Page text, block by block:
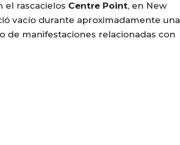
el rascacielos Centre Point, en New
vacío durante aproximadamente una
de manifestaciones relacionadas con